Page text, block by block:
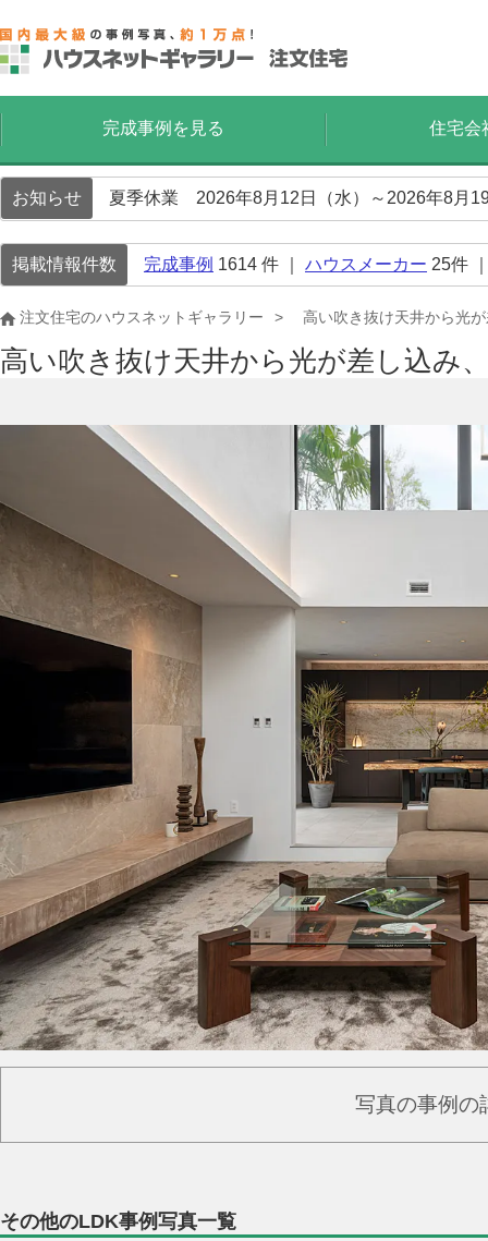
完成事例を見る 住宅会
お知らせ 夏季休業 2026年8月12日（水）～2026年8月
掲載情報件数 完成事例 1614 件 ｜ ハウスメーカー 25件
注文住宅のハウスネットギャラリー 高い吹き抜け天井から光
高い吹き抜け天井から光が差し込み
写真の事例の
その他のLDK事例写真一覧